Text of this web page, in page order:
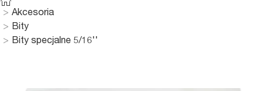
Akcesoria
Bity
Bity specjalne 5/16''